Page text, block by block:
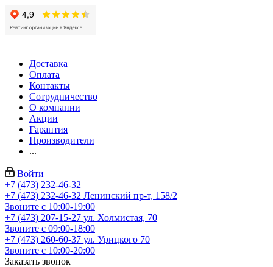
Доставка
Оплата
Контакты
Сотрудничество
О компании
Акции
Гарантия
Производители
...
Войти
+7 (473) 232-46-32
+7 (473) 232-46-32 Ленинский пр-т, 158/2
Звоните с 10:00-19:00
+7 (473) 207-15-27 ул. Холмистая, 70
Звоните с 09:00-18:00
+7 (473) 260-60-37 ул. Урицкого 70
Звоните с 10:00-20:00
Заказать звонок